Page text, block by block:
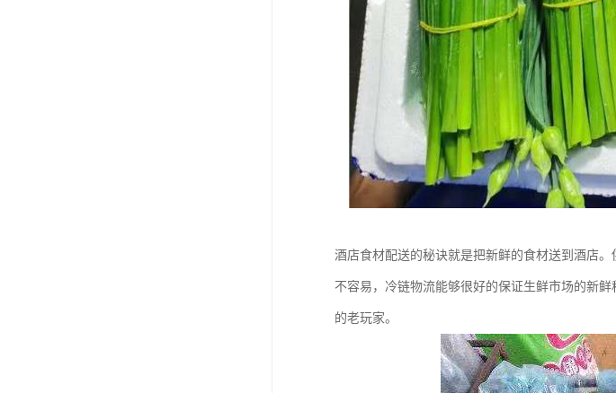
酒店食材配送的秘诀就是把新鲜的食材送到酒店
不容易，冷链物流能够很好的保证生鲜市场的新
的老玩家。